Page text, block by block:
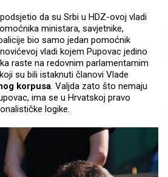
da su Srbi u HDZ-ovoj vladi
ministara, savjetnike,
bio samo jedan pomoćnik
vladi kojem Pupovac jedino
raste na redovnim parlamentarnim
su bili istaknuti članovi Vlade
korpusa. Valjda zato što nemaju
ima se u Hrvatskoj pravo
logike.